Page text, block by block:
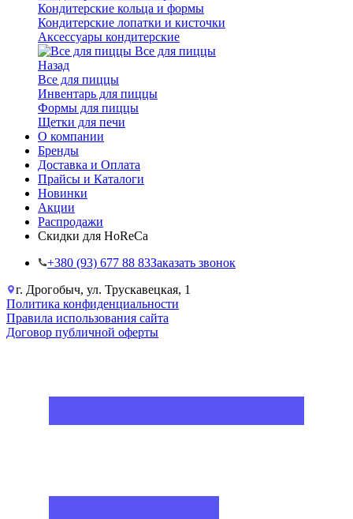
Кондитерские кольца и формы
Кондитерские лопатки и кисточки
Аксессуары кондитерские
Все для пиццы
Назад
Все для пиццы
Инвентарь для пиццы
Формы для пиццы
Щетки для печи
О компании
Бренды
Доставка и Оплата
Прайсы и Каталоги
Новинки
Акции
Распродажи
Скидки для HoReCa
+38‎0 (93) 677 88 83Заказать звонок
г. Дрогобыч, ул. Трускавецкая, 1
Политика конфиденциальности
Правила использования сайта
Договор публичной оферты